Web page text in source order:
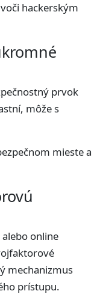
hackerským
prvok
môže s
mieste a
online
mechanizmus
prístupu.